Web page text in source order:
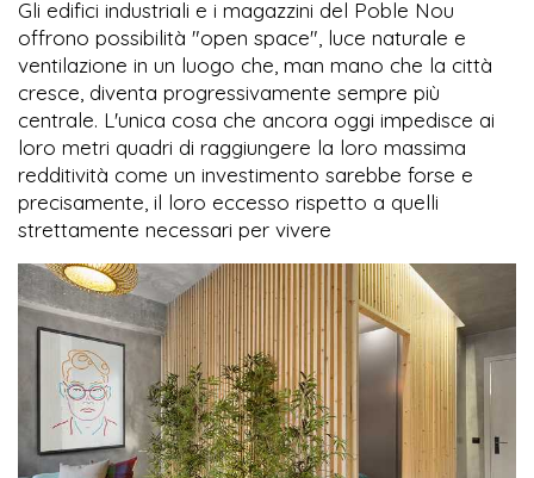
Gli edifici industriali e i magazzini del Poble Nou
offrono possibilità "open space", luce naturale e
ventilazione in un luogo che, man mano che la città
cresce, diventa progressivamente sempre più
centrale. L'unica cosa che ancora oggi impedisce ai
loro metri quadri di raggiungere la loro massima
redditività come un investimento sarebbe forse e
precisamente, il loro eccesso rispetto a quelli
strettamente necessari per vivere